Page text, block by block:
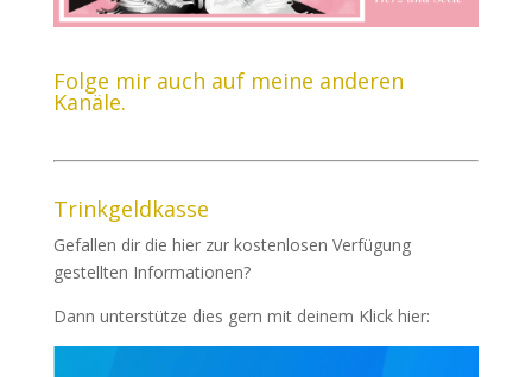
Folge mir auch auf meine anderen
Kanäle.
Trinkgeldkasse
Gefallen dir die hier zur kostenlosen Verfügung
gestellten Informationen?
Dann unterstütze dies gern mit deinem Klick hier: